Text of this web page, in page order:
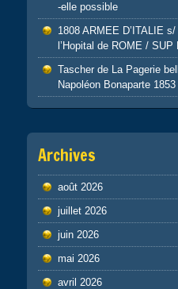
-elle possible
1808 ARMEE D’ITALIE
l’Hopital de ROME / SUP
Tascher de La Pagerie
Napoléon Bonaparte 1853
Archives
août 2026
juillet 2026
juin 2026
mai 2026
avril 2026